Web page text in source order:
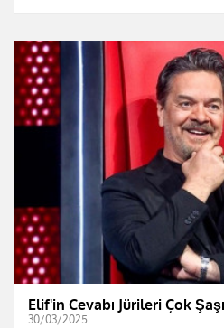
Elif'in Cevabı Jürileri Çok
30/03/2025